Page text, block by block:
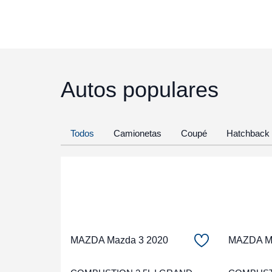
Autos populares
Todos Camionetas Coupé Hatchback
MAZDA Mazda 3 2020 MAZDA